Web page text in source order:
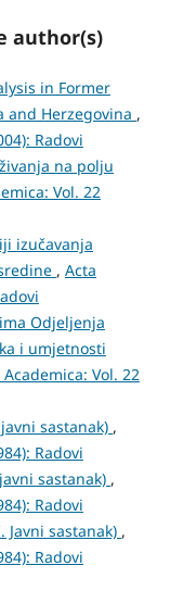
author(s)
in Former
and Herzegovina ,
Radovi
na polju
Vol. 22
izučavanja
, Acta
Odjeljenja
i umjetnosti
Vol. 22
sastanak) ,
Radovi
sastanak) ,
Radovi
Javni sastanak) ,
Radovi